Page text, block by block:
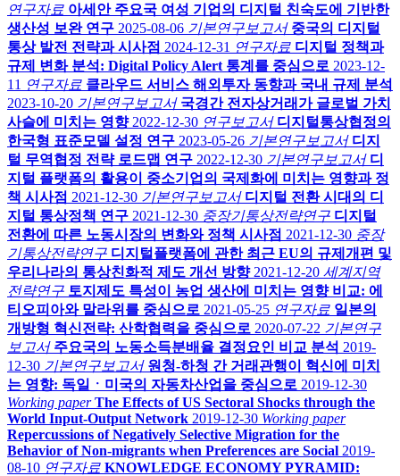
연구자료 아세안 주요국 여성 기업의 디지털 친숙도에 기반한
생산성 보완 연구 2025-08-06 기본연구보고서 중국의 디지털
통상 발전 전략과 시사점 2024-12-31 연구자료 디지털 정책과
규제 변화 분석: Digital Policy Alert 통계를 중심으로 2023-12-
11 연구자료 클라우드 서비스 해외투자 동향과 국내 규제 분석
2023-10-20 기본연구보고서 국경간 전자상거래가 글로벌 가치
사슬에 미치는 영향 2022-12-30 연구보고서 디지털통상협정의
한국형 표준모델 설정 연구 2023-05-26 기본연구보고서 디지
털 무역협정 전략 로드맵 연구 2022-12-30 기본연구보고서 디
지털 플랫폼의 활용이 중소기업의 국제화에 미치는 영향과 정
책 시사점 2021-12-30 기본연구보고서 디지털 전환 시대의 디
지털 통상정책 연구 2021-12-30 중장기통상전략연구 디지털
전환에 따른 노동시장의 변화와 정책 시사점 2021-12-30 중장
기통상전략연구 디지털플랫폼에 관한 최근 EU의 규제개편 및
우리나라의 통상친화적 제도 개선 방향 2021-12-20 세계지역
전략연구 토지제도 특성이 농업 생산에 미치는 영향 비교: 에
티오피아와 말라위를 중심으로 2021-05-25 연구자료 일본의
개방형 혁신전략: 산학협력을 중심으로 2020-07-22 기본연구
보고서 주요국의 노동소득분배율 결정요인 비교 분석 2019-
12-30 기본연구보고서 원청-하청 간 거래관행이 혁신에 미치
는 영향: 독일ㆍ미국의 자동차산업을 중심으로 2019-12-30
Working paper The Effects of US Sectoral Shocks through the
World Input-Output Network 2019-12-30 Working paper
Repercussions of Negatively Selective Migration for the
Behavior of Non-migrants when Preferences are Social 2019-
08-10 연구자료 KNOWLEDGE ECONOMY PYRAMID: